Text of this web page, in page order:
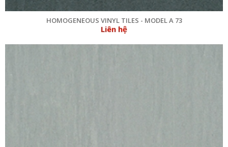
HOMOGENEOUS VINYL TILES - MODEL A 73
Liên hệ